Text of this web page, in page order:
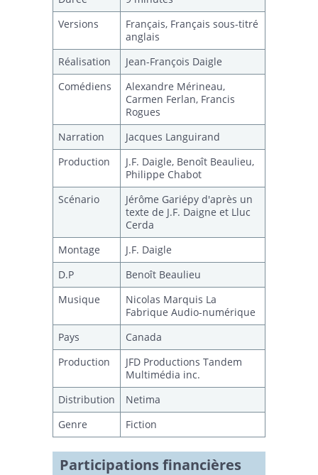
(Festival des Films du Monde
2001).Prix MEILLEUR VIDÉO DE
FICTION, 32ième Festival du film et
vidéo étudiant canadien pour "sa
trame narrative imprévisible et
l'utilisation audacieuse de styles
différents afin de rendre le film
distrayant et agréable" (Festival
des Films du Monde 2001).Prix
MICHEL-TRUDEL AWARD in FILM
PRODUCTION 'for Overall Technical
Achievement in Third Year Film
Production' (Université Concordia).
#9 DREAM, Expérimental 16mm,
couleur, 5 min. (1999)
CARPE DIEM, Fiction 16mm, n<b, 5
min. (1998)
Prix, mentions et
festivals
Fantasia Film
Festival 2007
(Montréal)
Festival des films du
monde de Montréal, 2007
"Regards sur les cinémas du
monde"
Versions
Français, Français sous-titré
anglais
Réalisation
Jean-François Daigle
Comédiens
Alexandre Mérineau,
Carmen Ferlan, Francis
Rogues
Narration
Jacques Languirand
Production
J.F. Daigle, Benoît Beaulieu,
Philippe Chabot
Scénario
Jérôme Gariépy d'après un
texte de J.F. Daigne et Lluc
Cerda
Montage
J.F. Daigle
D.P
Benoît Beaulieu
Musique
Nicolas Marquis La
Fabrique Audio-numérique
Pays
Canada
Production
JFD Productions Tandem
Multimédia inc.
Distribution
Netima
Genre
Fiction
Participations financières